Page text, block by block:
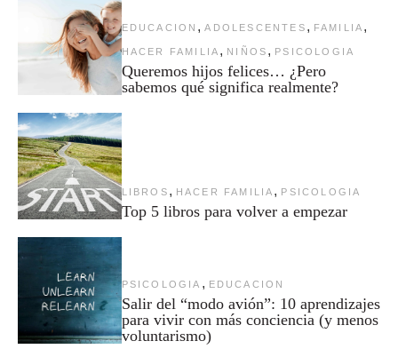
EDUCACION , ADOLESCENTES , FAMILIA ,
HACER FAMILIA , NIÑOS , PSICOLOGIA
Queremos hijos felices… ¿Pero
sabemos qué significa realmente?
LIBROS , HACER FAMILIA , PSICOLOGIA
Top 5 libros para volver a empezar
PSICOLOGIA , EDUCACION
Salir del “modo avión”: 10 aprendizajes
para vivir con más conciencia (y menos
voluntarismo)